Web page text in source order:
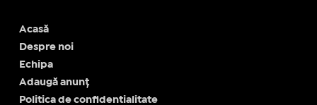
Acasă
Despre noi
Echipa
Adaugă anunț
Politica de confidentialitate